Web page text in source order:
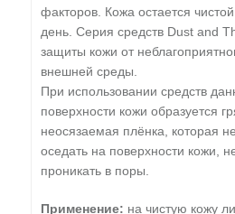
факторов. Кожа остается
день. Серия средств Dust and
защиты кожи от
внешней среды.
При использовании средств
поверхности кожи образуется
неосязаемая плёнка, которая
оседать на поверхности кожи,
проникать в поры.
Применение: на чистую кожу